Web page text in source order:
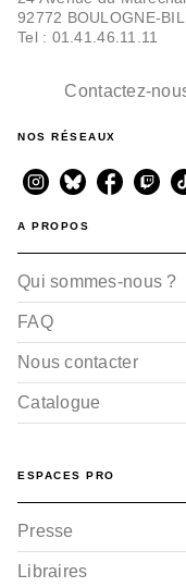
92772 BOULOGNE-
Tel : 01.41.46.11.11
Contactez-
NOS RÉSEAUX
A PROPOS
Qui sommes-nous ?
FAQ
Nous contacter
Catalogue
ESPACES PRO
Presse
Libraires